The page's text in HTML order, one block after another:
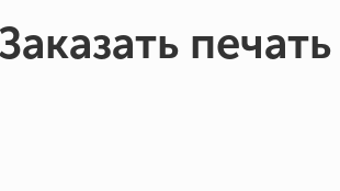
Заказать